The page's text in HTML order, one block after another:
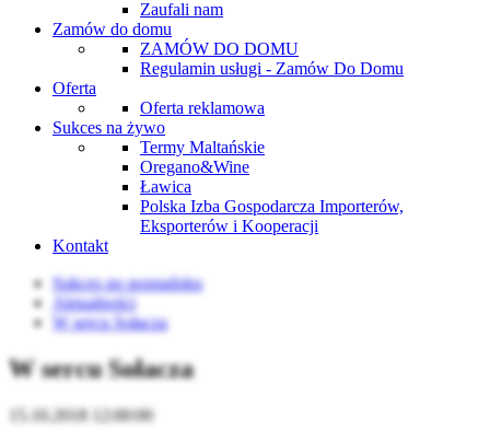
Zaufali nam
Zamów do domu
ZAMÓW DO DOMU
Regulamin usługi - Zamów Do Domu
Oferta
Oferta reklamowa
Sukces na żywo
Termy Maltańskie
Oregano&Wine
Ławica
Polska Izba Gospodarcza Importerów,
Eksporterów i Kooperacji
Kontakt
Sukces po poznańsku
Aktualności
W sercu Sołacza
W sercu Sołacza
15.10.2018 12:00:00